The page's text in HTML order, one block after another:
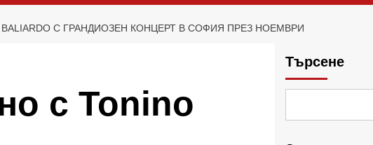
BALIARDO С ГРАНДИОЗЕН КОНЦЕРТ В СОФИЯ ПРЕЗ НОЕМВРИ
с Tonino
Търсене